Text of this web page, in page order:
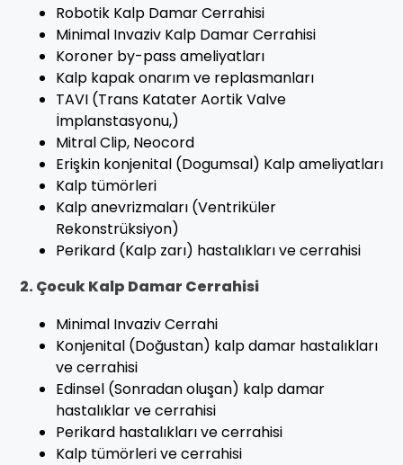
Robotik Kalp Damar Cerrahisi
Minimal Invaziv Kalp Damar Cerrahisi
Koroner by-pass ameliyatları
Kalp kapak onarım ve replasmanları
TAVI (Trans Katater Aortik Valve
İmplanstasyonu,)
Mitral Clip, Neocord
Erişkin konjenital (Dogumsal) Kalp ameliyatları
Kalp tümörleri
Kalp anevrizmaları (Ventriküler
Rekonstrüksiyon)
Perikard (Kalp zarı) hastalıkları ve cerrahisi
2. Çocuk Kalp Damar Cerrahisi
Minimal Invaziv Cerrahi
Konjenital (Doğustan) kalp damar hastalıkları
ve cerrahisi
Edinsel (Sonradan oluşan) kalp damar
hastalıklar ve cerrahisi
Perikard hastalıkları ve cerrahisi
Kalp tümörleri ve cerrahisi